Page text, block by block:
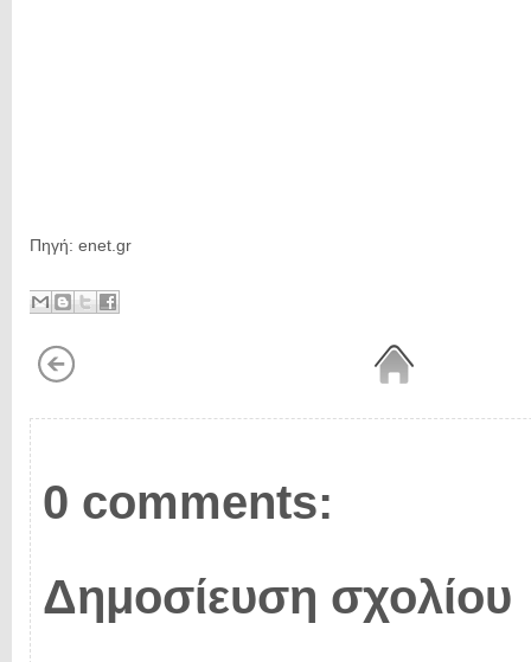
Πηγή: enet.gr
0 comments:
Δημοσίευση σχολίου